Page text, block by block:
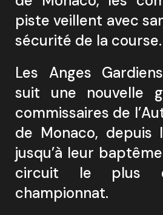
piste veillent avec
sécurité de la course.
Les Anges
suit une nouvelle
commissaires de
de Monaco, depuis
jusqu’à leur
circuit le plus
championnat.